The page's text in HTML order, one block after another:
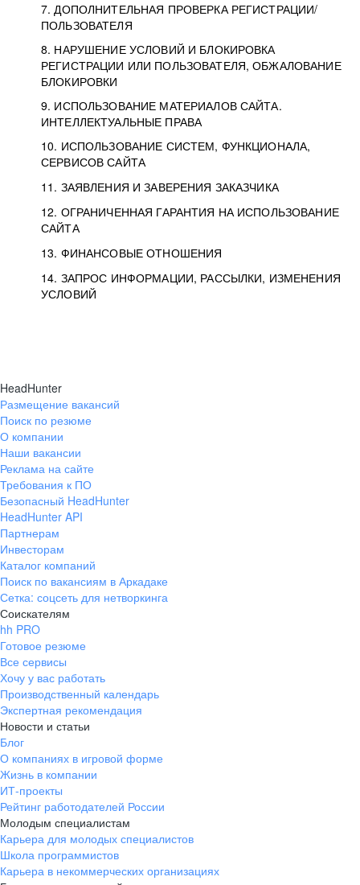
7. ДОПОЛНИТЕЛЬНАЯ ПРОВЕРКА РЕГИСТРАЦИИ/
ПОЛЬЗОВАТЕЛЯ
8. НАРУШЕНИЕ УСЛОВИЙ И БЛОКИРОВКА
РЕГИСТРАЦИИ ИЛИ ПОЛЬЗОВАТЕЛЯ, ОБЖАЛОВАНИЕ
БЛОКИРОВКИ
9. ИСПОЛЬЗОВАНИЕ МАТЕРИАЛОВ САЙТА.
ИНТЕЛЛЕКТУАЛЬНЫЕ ПРАВА
10. ИСПОЛЬЗОВАНИЕ СИСТЕМ, ФУНКЦИОНАЛА,
СЕРВИСОВ САЙТА
11. ЗАЯВЛЕНИЯ И ЗАВЕРЕНИЯ ЗАКАЗЧИКА
12. ОГРАНИЧЕННАЯ ГАРАНТИЯ НА ИСПОЛЬЗОВАНИЕ
САЙТА
13. ФИНАНСОВЫЕ ОТНОШЕНИЯ
14. ЗАПРОС ИНФОРМАЦИИ, РАССЫЛКИ, ИЗМЕНЕНИЯ
УСЛОВИЙ
HeadHunter
Размещение вакансий
Поиск по резюме
О компании
Наши вакансии
Реклама на сайте
Требования к ПО
Безопасный HeadHunter
HeadHunter API
Партнерам
Инвесторам
Каталог компаний
Поиск по вакансиям в Аркадаке
Сетка: соцсеть для нетворкинга
Соискателям
hh PRO
Готовое резюме
Все сервисы
Хочу у вас работать
Производственный календарь
Экспертная рекомендация
Новости и статьи
Блог
О компаниях в игровой форме
Жизнь в компании
ИТ-проекты
Рейтинг работодателей России
Молодым специалистам
Карьера для молодых специалистов
Школа программистов
Карьера в некоммерческих организациях